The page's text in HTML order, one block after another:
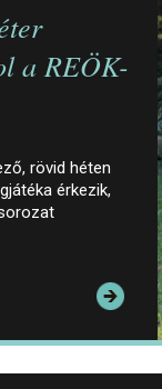
a REÖK-
rövid héten
érkezik,